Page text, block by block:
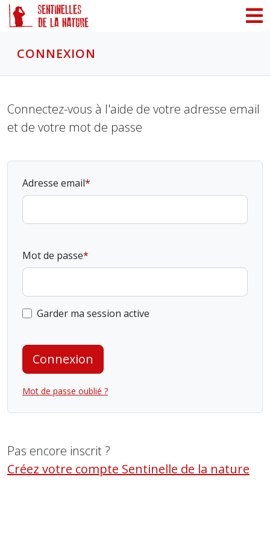
CONNEXION
Connectez-vous à l'aide de votre adresse email
et de votre mot de passe
Adresse email
Mot de passe
Garder ma session active
Connexion
Mot de passe oublié ?
Pas encore inscrit ?
Créez votre compte Sentinelle de la nature
Panneau de gestion des cookies